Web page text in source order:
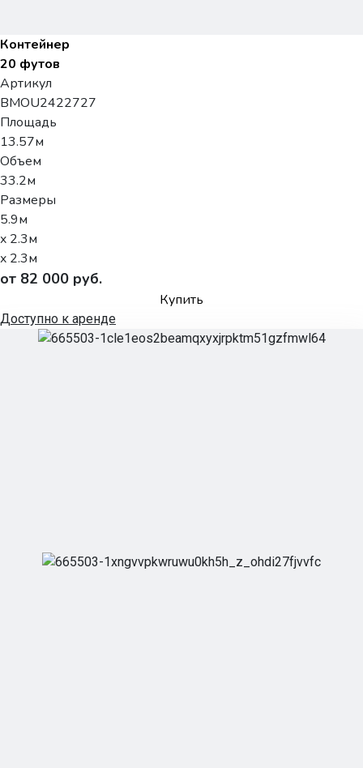
Контейнер
20 футов
Артикул
BMOU2422727
Площадь
13.57м
Объем
33.2м
Размеры
5.9м
x 2.3м
x 2.3м
от 82 000 руб.
Купить
Доступно к аренде